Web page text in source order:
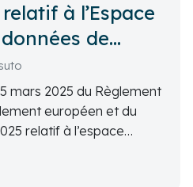
à l’Espace
de
mars 2025 du Règlement
européen et du
relatif à l’espace
le règlement (UE)